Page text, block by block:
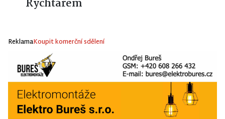
Jiří Peřina v Kameničkách,
Rychtářem
ReklamaKoupit komerční sdělení